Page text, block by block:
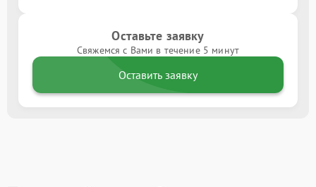
Оставьте заявку
Свяжемся с Вами в течение 5 минут
Оставить заявку